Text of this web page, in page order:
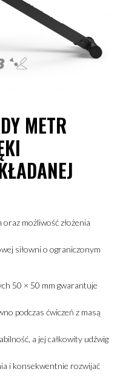
METR
możliwość złożenia
siłowni o ograniczonym
50 × 50 mm gwarantuje
podczas ćwiczeń z masą
a jej całkowity udźwig
i konsekwentnie rozwijać